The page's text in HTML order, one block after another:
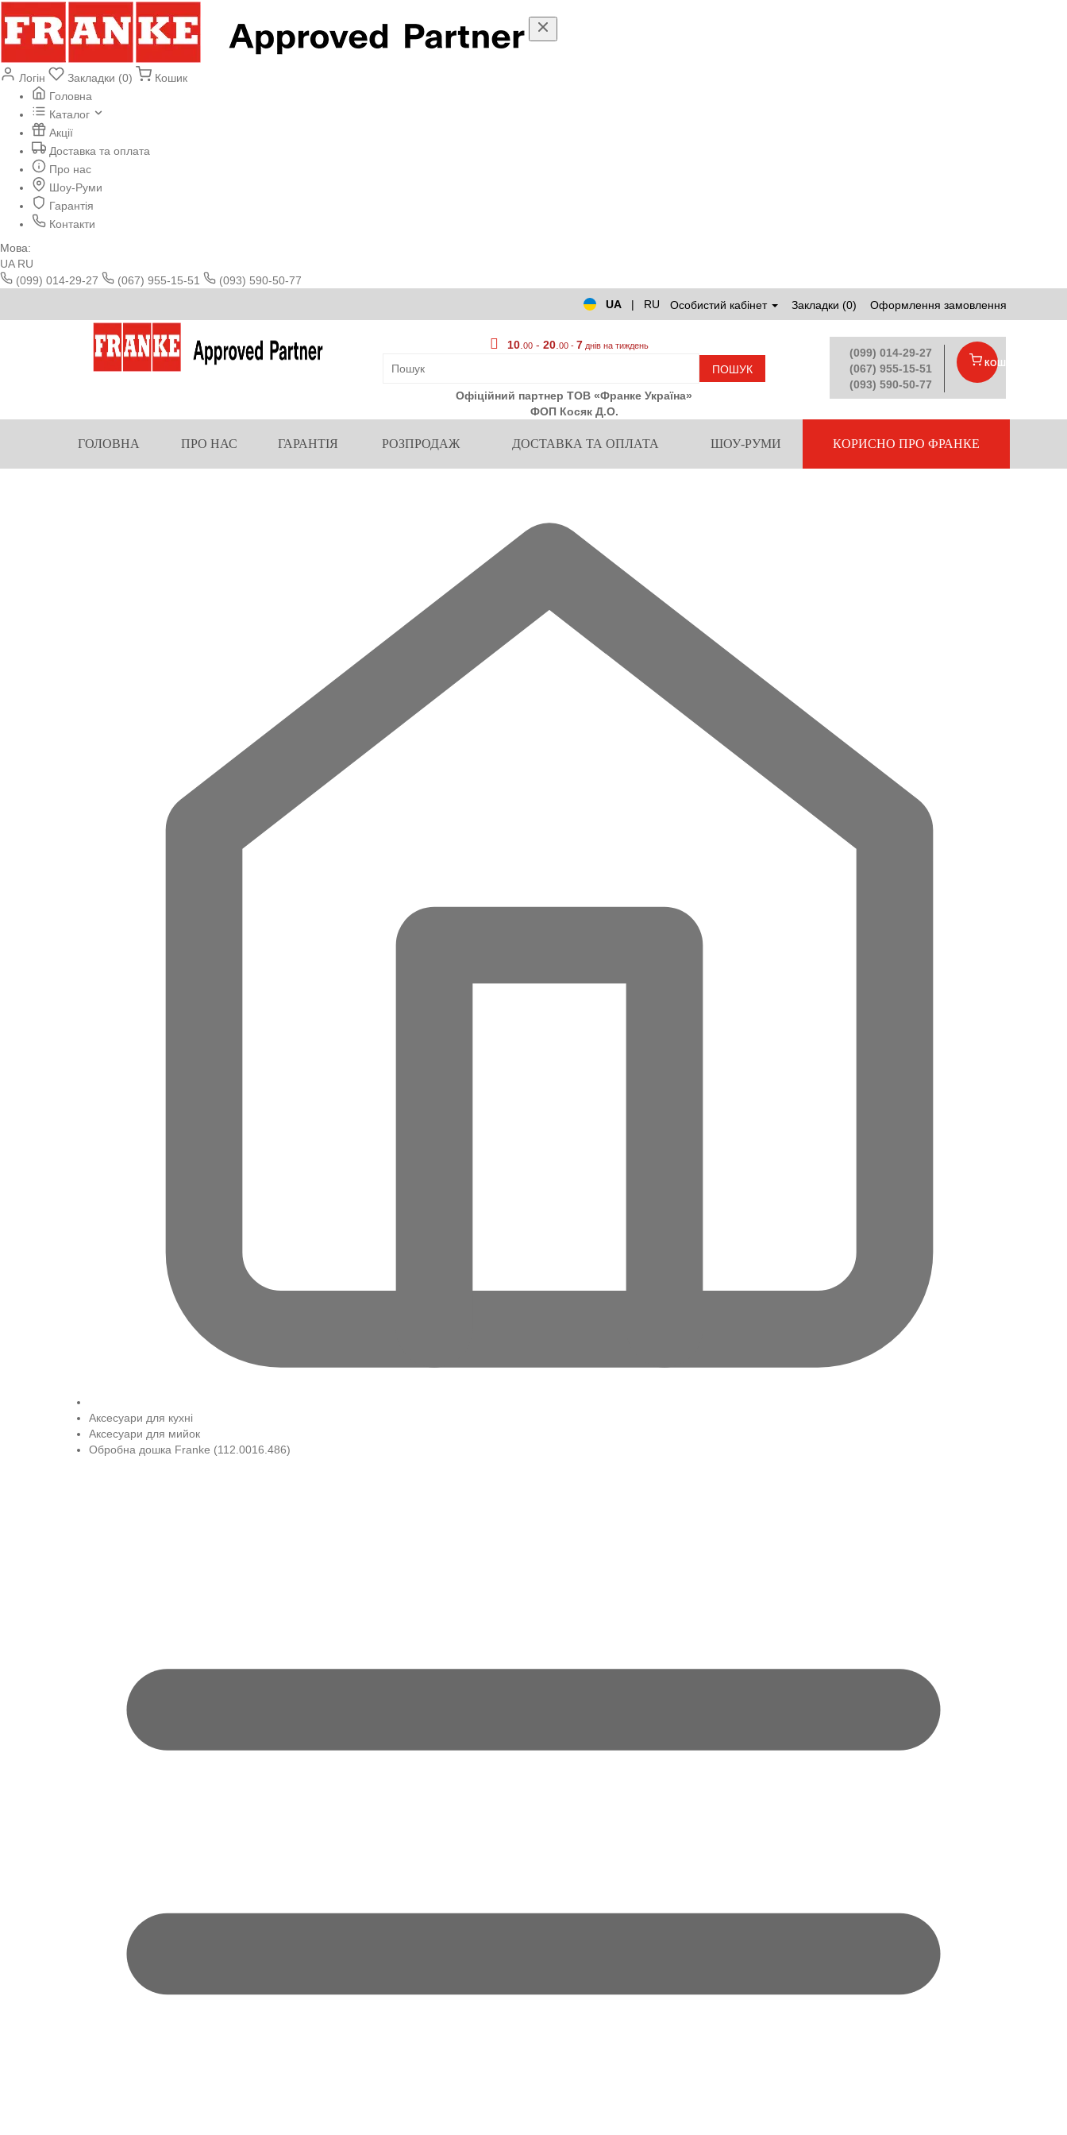
Логін Закладки (0)
Кошик
Головна
Каталог
Акції
Доставка та оплата
Про нас
Шоу-Руми
Гарантія
Контакти
Мова:
UA RU
(099) 014-29-27
(067) 955-15-51
(093) 590-50-77
UA
| RU Особистий кабінет Закладки (0) Оформлення замовлення
10 .00 -20 .00 -7 днів на тиждень
ПОШУК
Офіційний партнер ТОВ «Франке Україна»
ФОП Косяк Д.О.
(099) 014-29-27
(067) 955-15-51
(093) 590-50-77
КОШИК
ГОЛОВНА ПРО НАС ГАРАНТІЯ РОЗПРОДАЖ ДОСТАВКА ТА ОПЛАТА ШОУ-РУМИ КОРИСНО ПРО ФРАНКЕ
Аксесуари для кухні
Аксесуари для мийок
Обробна дошка Franke (112.0016.486)